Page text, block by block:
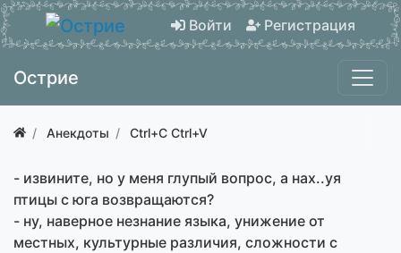
Войти Регистрация
Острие
Анекдоты Ctrl+C Ctrl+V
- извините, но у меня глупый вопрос, а нах..уя
птицы с юга возвращаются?
- ну, наверное незнание языка, унижение от
местных, культурные различия, сложности с